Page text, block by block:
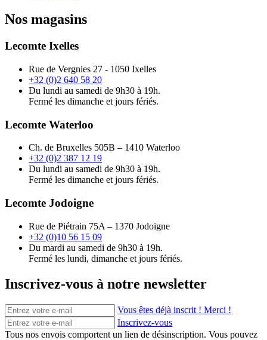
Nos magasins
Lecomte Ixelles
Rue de Vergnies 27 - 1050 Ixelles
+32 (0)2 640 58 20
Du lundi au samedi de 9h30 à 19h.
Fermé les dimanche et jours fériés.
Lecomte Waterloo
Ch. de Bruxelles 505B – 1410 Waterloo
+32 (0)2 387 12 19
Du lundi au samedi de 9h30 à 19h.
Fermé les dimanche et jours fériés.
Lecomte Jodoigne
Rue de Piétrain 75A – 1370 Jodoigne
+32 (0)10 56 15 09
Du mardi au samedi de 9h30 à 19h.
Fermé les lundi, dimanche et jours fériés.
Inscrivez-vous à notre newsletter
Vous êtes déjà inscrit ! Merci !
Inscrivez-vous
Tous nos envois comportent un lien de désinscription. Vous pouvez